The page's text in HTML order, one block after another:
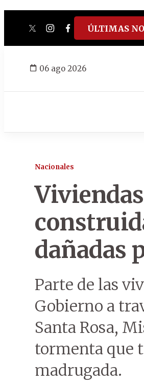
twitterinstagram
facebook
tiktokyoutube
ÚLTIMAS
06 ago 2026
Nacionales
dañadas
Parte de las
Gobierno a
Santa Rosa,
tormenta que
madrugada.